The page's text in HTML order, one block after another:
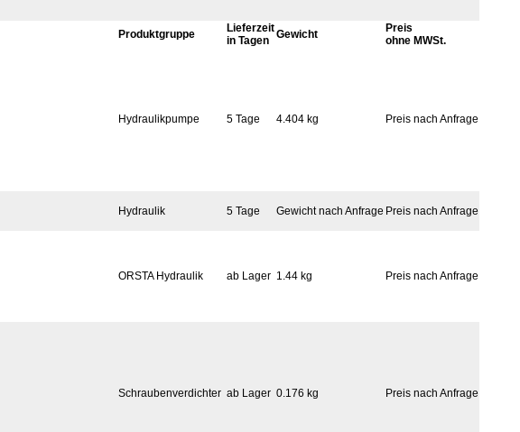
Produktgruppe
Lieferzeit
in Tagen Gewicht
Preis
ohne MWSt.
Hydraulikpumpe 5 Tage 4.404 kg Preis nach Anfrage
Hydraulik 5 Tage Gewicht nach Anfrage Preis nach Anfrage
ORSTA Hydraulik ab Lager 1.44 kg Preis nach Anfrage
Schraubenverdichter ab Lager 0.176 kg Preis nach Anfrage